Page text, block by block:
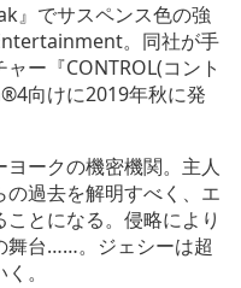
』でサスペンス色の強
。同社が手
ー『CONTROL(コント
向けに2019年秋に発
ークの機密機関。主人
過去を解明すべく、エ
とになる。侵略により
舞台……。ジェシーは超
。